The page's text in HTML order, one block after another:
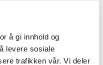
å gi innhold og
levere sosiale
trafikken vår. Vi deler